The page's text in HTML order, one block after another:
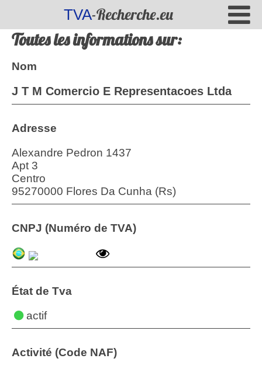
TVA-Recherche.eu
Toutes les informations sur:
Nom
J T M Comercio E Representacoes Ltda
Adresse
Alexandre Pedron 1437
Apt 3
Centro
95270000 Flores Da Cunha (Rs)
CNPJ (Numéro de TVA)
État de Tva
actif
Activité (Code NAF)